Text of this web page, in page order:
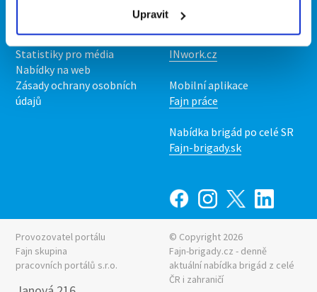
Upravit
Upravit předvolby cookies
Statistiky pro média
Nabídky na web
Zásady ochrany osobních
údajů
Nabídka práce z celé ČR
INwork.cz
Mobilní aplikace
Fajn práce
Nabídka brigád po celé SR
Fajn-brigady.sk
Provozovatel portálu
Fajn skupina
pracovních portálů s.r.o.
© Copyright 2026
Fajn-brigady.cz - denně
aktuální nabídka brigád z celé
ČR i zahraničí